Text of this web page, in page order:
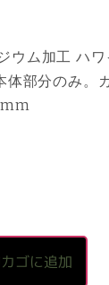
ム加工 ハワ
部分のみ。
ゴに追加